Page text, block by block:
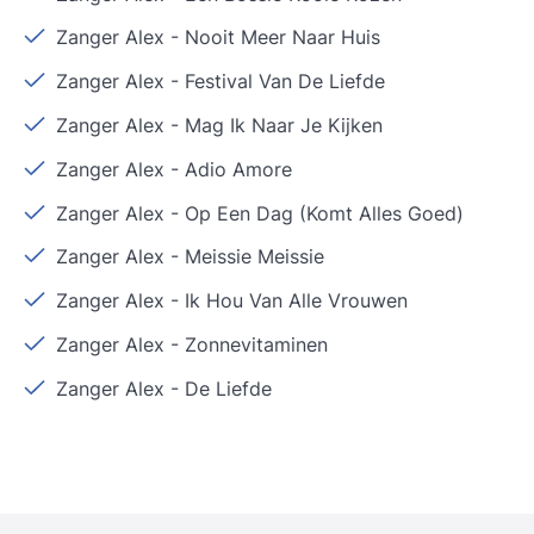
Zanger Alex - Nooit Meer Naar Huis
Zanger Alex - Festival Van De Liefde
Zanger Alex - Mag Ik Naar Je Kijken
Zanger Alex - Adio Amore
Zanger Alex - Op Een Dag (Komt Alles Goed)
Zanger Alex - Meissie Meissie
Zanger Alex - Ik Hou Van Alle Vrouwen
Zanger Alex - Zonnevitaminen
Zanger Alex - De Liefde